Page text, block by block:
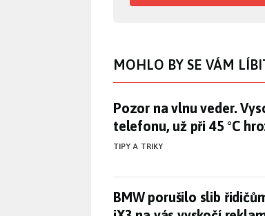
MOHLO BY SE VÁM
Pozor na vlnu veder.
Pozor na vlnu veder.
telefonu, už při 45 °C
TIPY A TRIKY
BMW porušilo slib
BMW porušilo slib